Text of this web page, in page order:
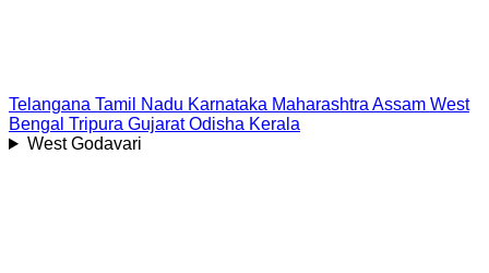
Telangana Tamil Nadu Karnataka Maharashtra Assam West
Bengal Tripura Gujarat Odisha Kerala
West Godavari